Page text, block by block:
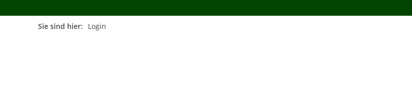
Sie sind hier: Login